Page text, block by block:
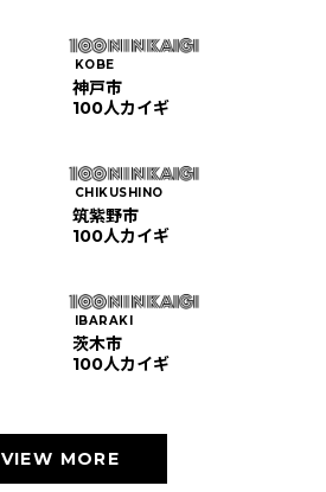
KOBE
神戸市
100人カイギ
CHIKUSHINO
筑紫野市
100人カイギ
IBARAKI
茨木市
100人カイギ
VIEW MORE